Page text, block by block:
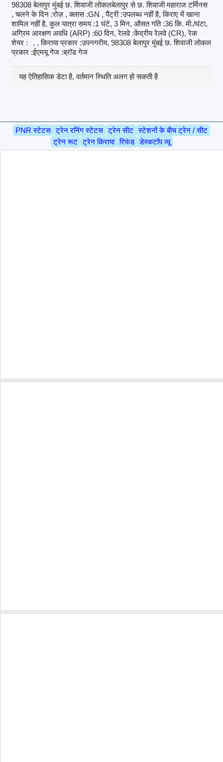
98308 बेलापुर मुंबई छ. शिवाजी लोकलबेलापुर से छ. शिवाजी महाराज टर्मिनस
, चलने के दिन :रोज़ , क्लास :GN , पैंट्री :उपलब्ध नहीं है, किराए में खाना
शामिल नहीं है, कुल यात्रा समय :1 घंटे, 3 मिन, औसत गति :36 कि. मी./घंटा,
अग्रिम आरक्षण अवधि (ARP) :60 दिन, रेलवे :केंद्रीय रेलवे (CR), रेक
शेयर :
, , किराया प्रकार :उपनगरीय, 98308 बेलापुर मुंबई छ. शिवाजी लोकल
प्रकार :ईएमयू गेज :ब्रॉड गेज
यह ऐतिहासिक डेटा है, वर्तमान स्थिति अलग हो सकती है
PNR स्टेटस ट्रेन रनिंग स्टेटस ट्रेन सीट स्टेशनों के बीच ट्रेन / सीट
ट्रेन रूट ट्रेन किराया रिफंड डेस्कटॉप व्यू